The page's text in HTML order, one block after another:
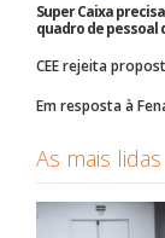
Super Caixa
quadro de pessoal
CEE rejeita
Em resposta à
As mais lidas